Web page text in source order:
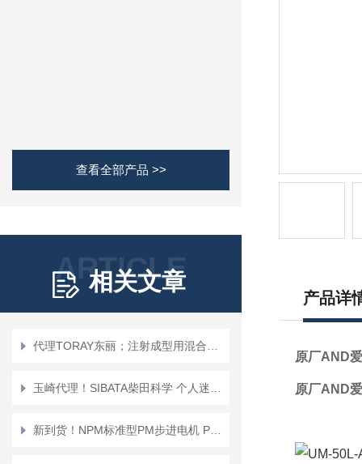
查看全部产品 >>
ARTICLE
相关文章
产品详
原厂AND
原厂AND